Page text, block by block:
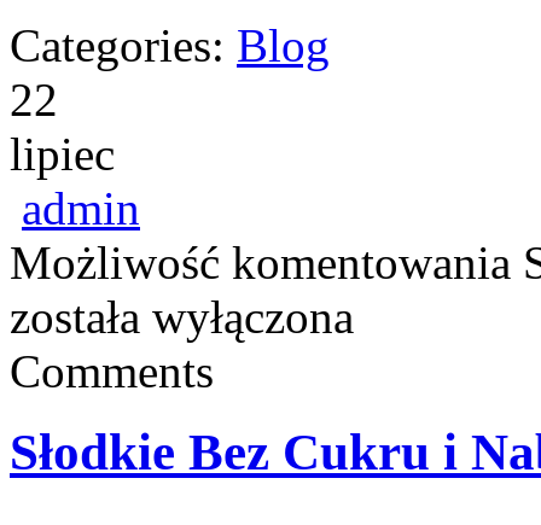
Categories: Blog
22
lipiec
admin
Możliwość komentowania
została wyłączona
Comments
Słodkie Bez Cukru i